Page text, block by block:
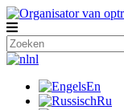
nl
En
Ru